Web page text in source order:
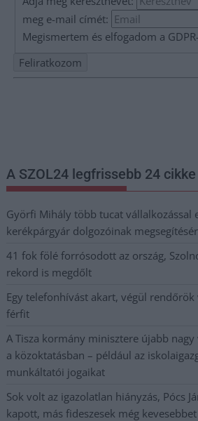
meg e-mail címét:
Megismertem és elfogadom a
A SZOL24 legfrissebb 24 cikke
Györfi Mihály több tucat vállalkozással
kerékpárgyár dolgozóinak
41 fok fölé forrósodott az ország,
rekord is megdőlt
Egy telefonhívást akart, végül
férfit
A Tisza kormány minisztere újabb
a közoktatásban – például az
munkáltatói jogaikat
Sok volt az igazolatlan hiányzás, Pócs
kapott, más fideszesek még